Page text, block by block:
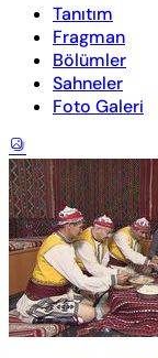
Tanıtım
Fragman
Bölümler
Sahneler
Foto Galeri